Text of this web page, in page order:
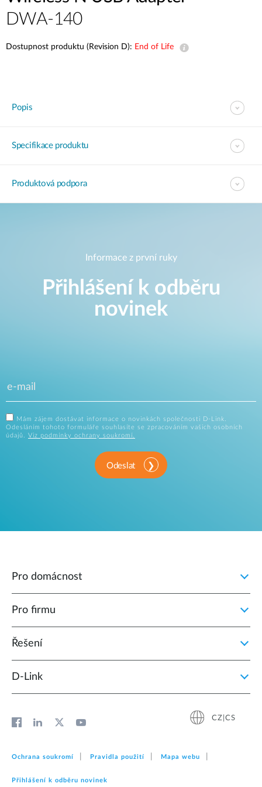
DWA-140
Dostupnost produktu (Revision D): End of Life
Popis
Specifikace produktu
Produktová podpora
Informace z první ruky
Přihlášení k odběru
novinek
Mám zájem dostávat informace o novinkách společnosti D-Link.
Odesláním tohoto formuláře souhlasíte se zpracováním vašich osobních
údajů. Viz podmínky ochrany soukromí.
Odeslat
Pro domácnost
Pro firmu
Řešení
D‑Link
CZ|CS
Ochrana soukromí Pravidla použití Mapa webu
Přihlášení k odběru novinek